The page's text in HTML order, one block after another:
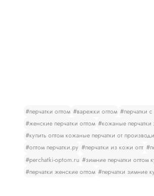
#перчатки оптом #варежки оптом #перчатки
#женские перчатки оптом #кожаные перчатки
#купить оптом кожаные перчатки от
#оптом перчатки.ру #перчатки из кожи опт
#perchatki-optom.ru #зимние перчатки оптом
#перчатки женские оптом #перчатки зимние